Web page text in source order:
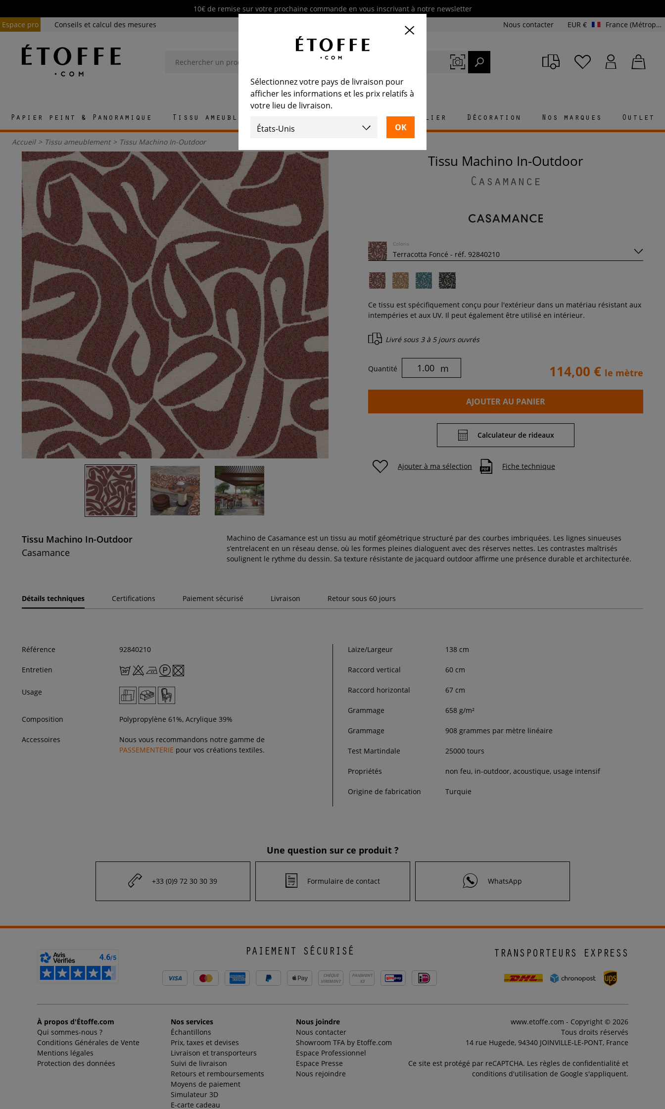
10€ de remise sur votre prochaine commande en vous inscrivant à notre newsletter
Espace pro
Conseils et calcul des mesures Nous contacter EUR € France (Métropolitaine et Corse)
Papier peint & Panoramique Tissu ameublement Mobilier Décoration Nos marques Outlet
Accueil > Tissu ameublement > Tissu Machino In-Outdoor
Tissu Machino In-Outdoor
Casamance
Coloris
Ce tissu est spécifiquement conçu pour l'extérieur dans un matériau résistant aux
intempéries et aux UV. Il peut également être utilisé en intérieur.
Livré sous 3 à 5 jours ouvrés
Quantité m 114,00 € le mètre
AJOUTER AU PANIER
Calculateur de rideaux
Ajouter à ma sélection Fiche technique
Tissu Machino In-Outdoor
Casamance
Machino de Casamance est un tissu au motif géométrique structuré par des courbes imbriquées. Les lignes sinueuses
s’entrelacent en un réseau dense, où les formes pleines dialoguent avec des réserves nettes. Les contrastes maîtrisés
soulignent le rythme du dessin. Sa texture résistante de jacquard outdoor affirme une présence durable et architecturée.
Détails techniques Certifications Paiement sécurisé Livraison Retour sous 60 jours
Référence 92840210
Entretien
Usage
Composition Polypropylène 61%, Acrylique 39%
Accessoires
Nous vous recommandons notre gamme de
PASSEMENTERIE pour vos créations textiles.
Laize/Largeur 138 cm
Raccord vertical 60 cm
Raccord horizontal 67 cm
Grammage 658 g/m²
Grammage 908 grammes par mètre linéaire
Test Martindale 25000 tours
Propriétés non feu, in-outdoor, acoustique, usage intensif
Origine de fabrication Turquie
Une question sur ce produit ?
+33 (0)9 72 30 30 39 Formulaire de contact WhatsApp
PAIEMENT SÉCURISÉ
CHÈQUE
VIREMENT
PAIEMENT
X3
TRANSPORTEURS EXPRESS
À propos d'Étoffe.com
Qui sommes-nous ?
Conditions Générales de Vente
Mentions légales
Protection des données
Nos services
Échantillons
Prix, taxes et devises
Livraison et transporteurs
Suivi de livraison
Retours et remboursements
Moyens de paiement
Simulateur 3D
E-carte cadeau
Nous joindre
Nous contacter
Showroom TFA by Etoffe.com
Espace Professionnel
Espace Presse
Nous rejoindre
www.etoffe.com - Copyright © 2026
Tous droits réservés
14 rue Hugede, 94340 JOINVILLE-LE-PONT, France
Ce site est protégé par reCAPTCHA. Les règles de confidentialité et
conditions d'utilisation de Google s'appliquent.
Sélectionnez votre pays de livraison pour
afficher les informations et les prix relatifs à
votre lieu de livraison.